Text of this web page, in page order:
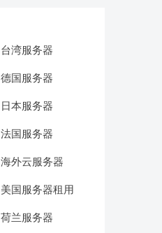
台湾服务器
德国服务器
日本服务器
法国服务器
海外云服务器
美国服务器租用
荷兰服务器